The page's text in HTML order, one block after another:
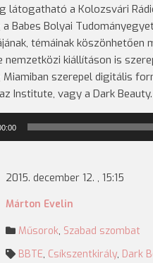
látogatható a Kolozsvári
Babes Bolyai
témáinak
nemzetközi kiállításon is
Miamiban szerepel digitális
Institute, vagy a Dark Beauty.
2015. december 12. , 15:15
Márton Evelin
Műsorok, Szabad szombat
BBTE, Csíkszentkirály, Dark